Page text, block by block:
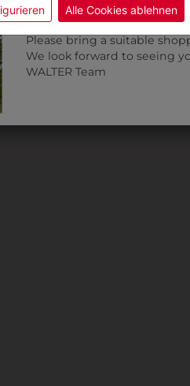
Alle Cookies ablehnen
calendar icon.
Without an appointment,
Please bring a suitable
We look forward to seeing
WALTER Team